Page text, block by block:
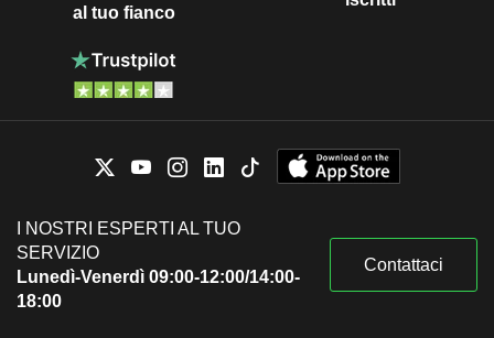
al tuo fianco
I NOSTRI ESPERTI AL TUO
SERVIZIO
Lunedì-Venerdì 09:00-12:00/14:00-
18:00
Contattaci